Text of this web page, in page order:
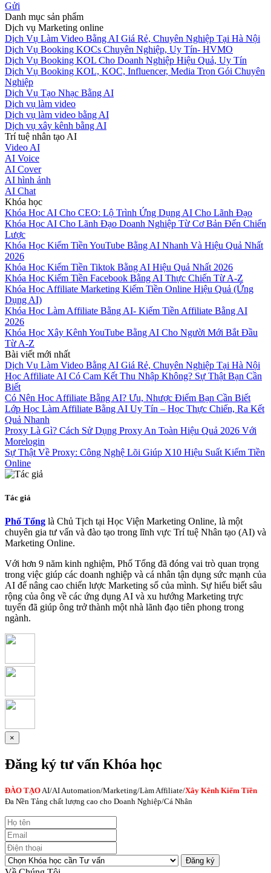
Gửi
Danh mục sản phẩm
Dịch vụ Marketing online
Dịch Vụ Làm Video Bằng AI Giá Rẻ, Chuyên Nghiệp Tại Hà Nội
Dịch Vụ Booking KOCs Chuyên Nghiệp, Uy Tín- HVMO
Dịch Vụ Booking KOL Cho Doanh Nghiệp Hiệu Quả, Uy Tín
Dịch Vụ Booking KOL, KOC, Influencer, Media Trọn Gói Chuyên
Nghiệp
Dịch Vụ Tạo Nhạc Bằng AI
Dịch vụ làm video
Dịch vụ làm video bằng AI
Dịch vụ xây kênh bằng AI
Trí tuệ nhân tạo AI
Video AI
AI Voice
AI Cover
AI hình ảnh
AI Chat
Khóa học
Khóa Học AI Cho CEO: Lộ Trình Ứng Dụng AI Cho Lãnh Đạo
Khóa Học AI Cho Lãnh Đạo Doanh Nghiệp Từ Cơ Bản Đến Chiến
Lược
Khóa Học Kiếm Tiền YouTube Bằng AI Nhanh Và Hiệu Quả Nhất
2026
Khóa Học Kiếm Tiền Tiktok Bằng AI Hiệu Quả Nhất 2026
Khóa Học Kiếm Tiền Facebook Bằng AI Thực Chiến Từ A-Z
Khóa Học Affiliate Marketing Kiếm Tiền Online Hiệu Quả (Ứng
Dụng AI)
Khóa Học Làm Affiliate Bằng AI- Kiếm Tiền Affiliate Bằng AI
2026
Khóa Học Xây Kênh YouTube Bằng AI Cho Người Mới Bắt Đầu
Từ A-Z
Bài viết mới nhất
Dịch Vụ Làm Video Bằng AI Giá Rẻ, Chuyên Nghiệp Tại Hà Nội
Học Affiliate AI Có Cam Kết Thu Nhập Không? Sự Thật Bạn Cần
Biết
Có Nên Học Affiliate Bằng AI? Ưu, Nhược Điểm Bạn Cần Biết
Lớp Học Làm Affiliate Bằng AI Uy Tín – Học Thực Chiến, Ra Kết
Quả Nhanh
Proxy Là Gì? Cách Sử Dụng Proxy An Toàn Hiệu Quả 2026 Với
Morelogin
Sự Thật Về Proxy: Công Nghệ Lõi Giúp X10 Hiệu Suất Kiếm Tiền
Online
Tác giả
Phố Tổng là Chủ Tịch tại Học Viện Marketing Online, là một
chuyên gia tư vấn và đào tạo trong lĩnh vực Trí tuệ Nhân tạo (AI) và
Marketing Online.
Với hơn 9 năm kinh nghiệm, Phố Tổng đã đóng vai trò quan trọng
trong việc giúp các doanh nghiệp và cá nhân tận dụng sức mạnh của
AI để nâng cao chiến lược Marketing số của mình. Sự hiểu biết sâu
rộng của ông về các ứng dụng AI và xu hướng Marketing trực
tuyến đã giúp ông trở thành một nhà lãnh đạo tiên phong trong
ngành.
×
Đăng ký tư vấn Khóa học
ĐÀO TẠOAI/AI Automation/Marketing/Làm Affiliate/Xây Kênh Kiếm Tiền
Đa Nền Tảng chất lượng cao cho Doanh Nghiệp/Cá Nhân
Đăng ký